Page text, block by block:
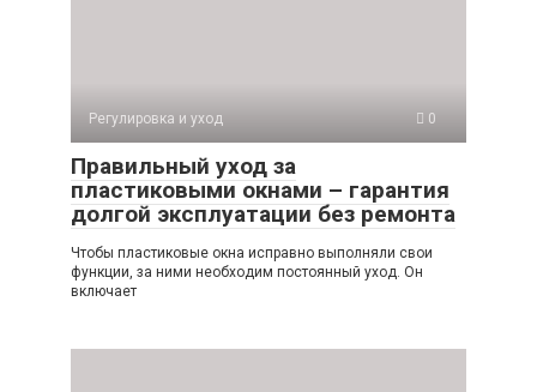
Регулировка и уход 0
Правильный уход за
пластиковыми окнами – гарантия
долгой эксплуатации без ремонта
Чтобы пластиковые окна исправно выполняли свои
функции, за ними необходим постоянный уход. Он
включает